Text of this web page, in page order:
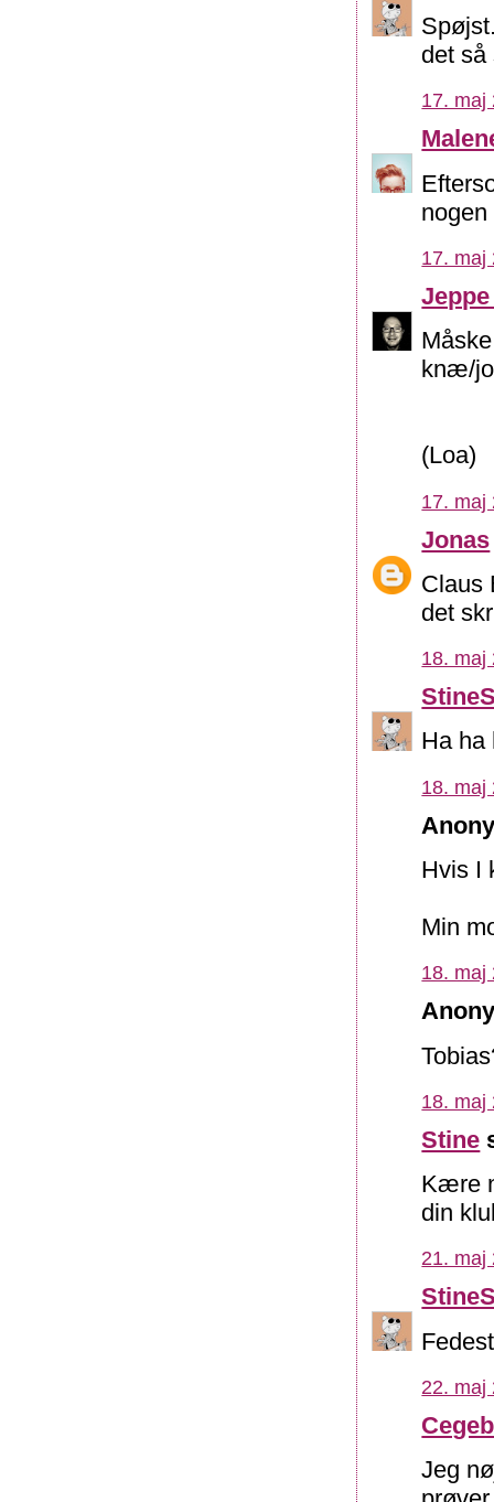
det
17. maj
17. maj
knæ/
(Loa)
17. maj
Jonas
Claus
det
18. maj
Ha ha
18. maj
Hvis I
Min
18. maj
18. maj
Stine
Kære
din
21. maj
22. maj
Jeg